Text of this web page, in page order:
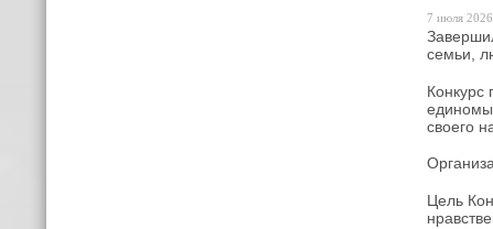
7 июля 2026
семьи,
Конкурс
своего
Цель